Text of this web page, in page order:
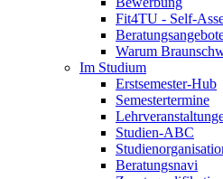
Fit4TU - Self-
Warum
Im Studium
Erstsemester-Hub
Semestertermine
Studien-ABC
Beratungsnavi